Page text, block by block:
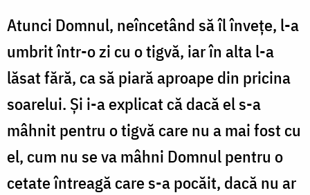
Atunci Domnul, neîncetând să îl învețe, l-a
umbrit într-o zi cu o tigvă, iar în alta l-a
lăsat fără, ca să piară aproape din pricina
soarelui. Și i-a explicat că dacă el s-a
mâhnit pentru o tigvă care nu a mai fost cu
el, cum nu se va mâhni Domnul pentru o
cetate întreagă care s-a pocăit, dacă nu ar